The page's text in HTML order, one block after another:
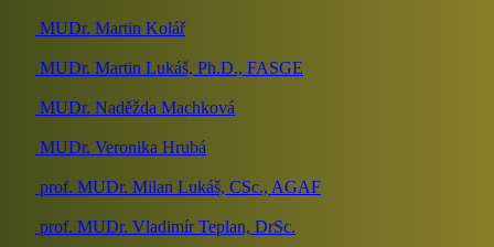
MUDr. Martin Kolář
MUDr. Martin Lukáš, Ph.D., FASGE
MUDr. Naděžda Machková
MUDr. Veronika Hrubá
prof. MUDr. Milan Lukáš, CSc., AGAF
prof. MUDr. Vladimír Teplan, DrSc.